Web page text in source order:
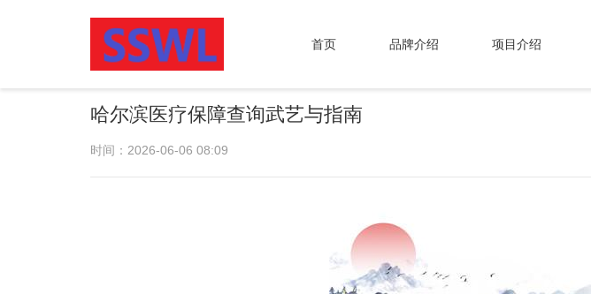
首页 品牌介绍 项目介绍
哈尔滨医疗保障查询武艺与指南
时间：2026-06-06 08:09